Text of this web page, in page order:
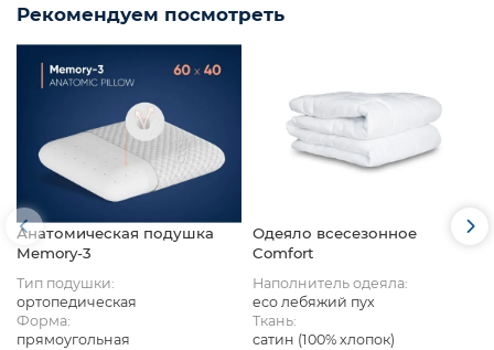
Рекомендуем посмотреть
Анатомическая подушка
Memory-3
Тип подушки:
ортопедическая
Форма:
прямоугольная
Одеяло всесезонное
Comfort
Наполнитель одеяла:
eco лебяжий пух
Ткань:
сатин (100% хлопок)